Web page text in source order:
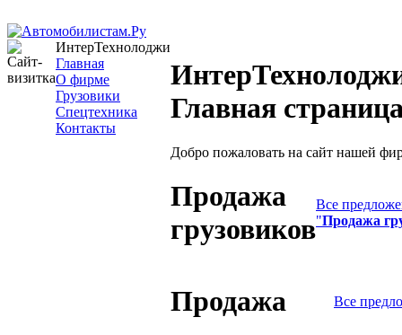
ИнтерТехнолоджи
Главная
О фирме
Грузовики
Спецтехника
Контакты
Главная
Добро пожаловать на сайт нашей
Продажа
грузовиков
Все
"Продажа
Продажа Все